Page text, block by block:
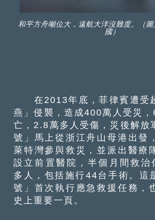
和平方舟噸位大，遠航大洋沒難度。（
國）
在2013年底，菲律賓遭受
燕」侵襲，造成400萬人受災
亡，2.8萬多人受傷，災後解放
號」馬上從浙江舟山母港出發
萊特灣參與救災，並派出醫療
設立前置醫院，半個月間救治
多人，包括施行44台手術。這
號」首次執行應急救援任務，
史上重要一頁。